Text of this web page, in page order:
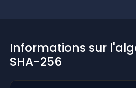
Informations sur
SHA-256